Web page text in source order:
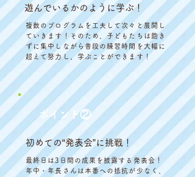
遊んでいるかのように学ぶ！
複数のプログラムを工夫して次々と展開し
ていきます！そのため、子どもたちは飽き
ずに集中しながら普段の練習時間を大幅に
超えて努力し、学ぶことができます！
初めての“発表会”に挑戦！
最終日は3日間の成果を披露する発表会！
年中・年長さんは本番への抵抗が少なく、
ポイント②